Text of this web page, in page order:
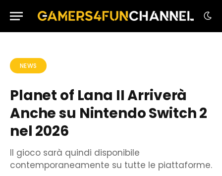
NEWS
Planet of Lana II Arriverà
Anche su Nintendo Switch 2
nel 2026
Il gioco sarà quindi disponibile
contemporaneamente su tutte le piattaforme.